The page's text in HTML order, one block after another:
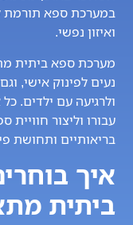
במערכת ספא תורמת
ואיזון נפשי.
מערכת ספא ביתית
נעים לפינוק אישי,
ולרגיעה עם ילדים.
עבורו וליצור
בריאותיים ותחושת
איך
ביתית